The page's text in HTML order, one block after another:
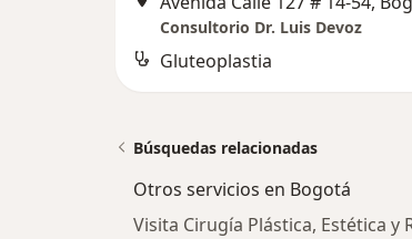
Consultorio Dr. Luis Devoz
Gluteoplastia
Búsquedas relacionadas
Otros servicios en Bogotá
Visita Cirugía Plástica, Estética y